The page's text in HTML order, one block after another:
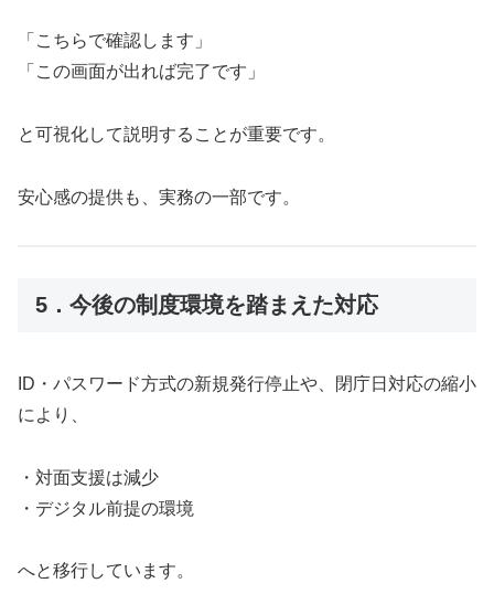
「こちらで確認します」
「この画面が出れば完了です」
と可視化して説明することが重要です。
安心感の提供も、実務の一部です。
5．今後の制度環境を踏まえた対応
ID・パスワード方式の新規発行停止や、閉庁日対応の縮小
により、
・対面支援は減少
・デジタル前提の環境
へと移行しています。